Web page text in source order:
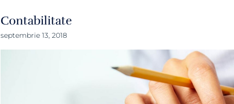
Contabilitate
septembrie 13, 2018